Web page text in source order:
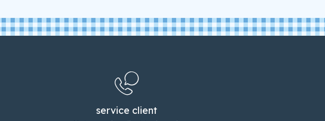
service client